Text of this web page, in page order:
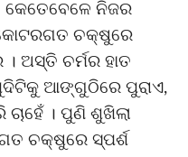
କେତେବେଳେ ନିଜର
ଚକ୍ଷୁରେ
ଅସ୍ତି ଚର୍ମର ହାତ
ଆଙ୍ଗୁଠିରେ ପୁରାଏ,
। ପୁଣି ଶୁଖିଲା
ଚକ୍ଷୁରେ ସ୍ପର୍ଶ